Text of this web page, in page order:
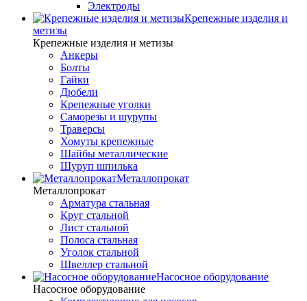
Электроды
Крепежные изделия и
метизы
Крепежные изделия и метизы
Анкеры
Болты
Гайки
Дюбели
Крепежные уголки
Саморезы и шурупы
Траверсы
Хомуты крепежные
Шайбы металлические
Шуруп шпилька
Металлопрокат
Металлопрокат
Арматура стальная
Круг стальной
Лист стальной
Полоса стальная
Уголок стальной
Швеллер стальной
Насосное оборудование
Насосное оборудование